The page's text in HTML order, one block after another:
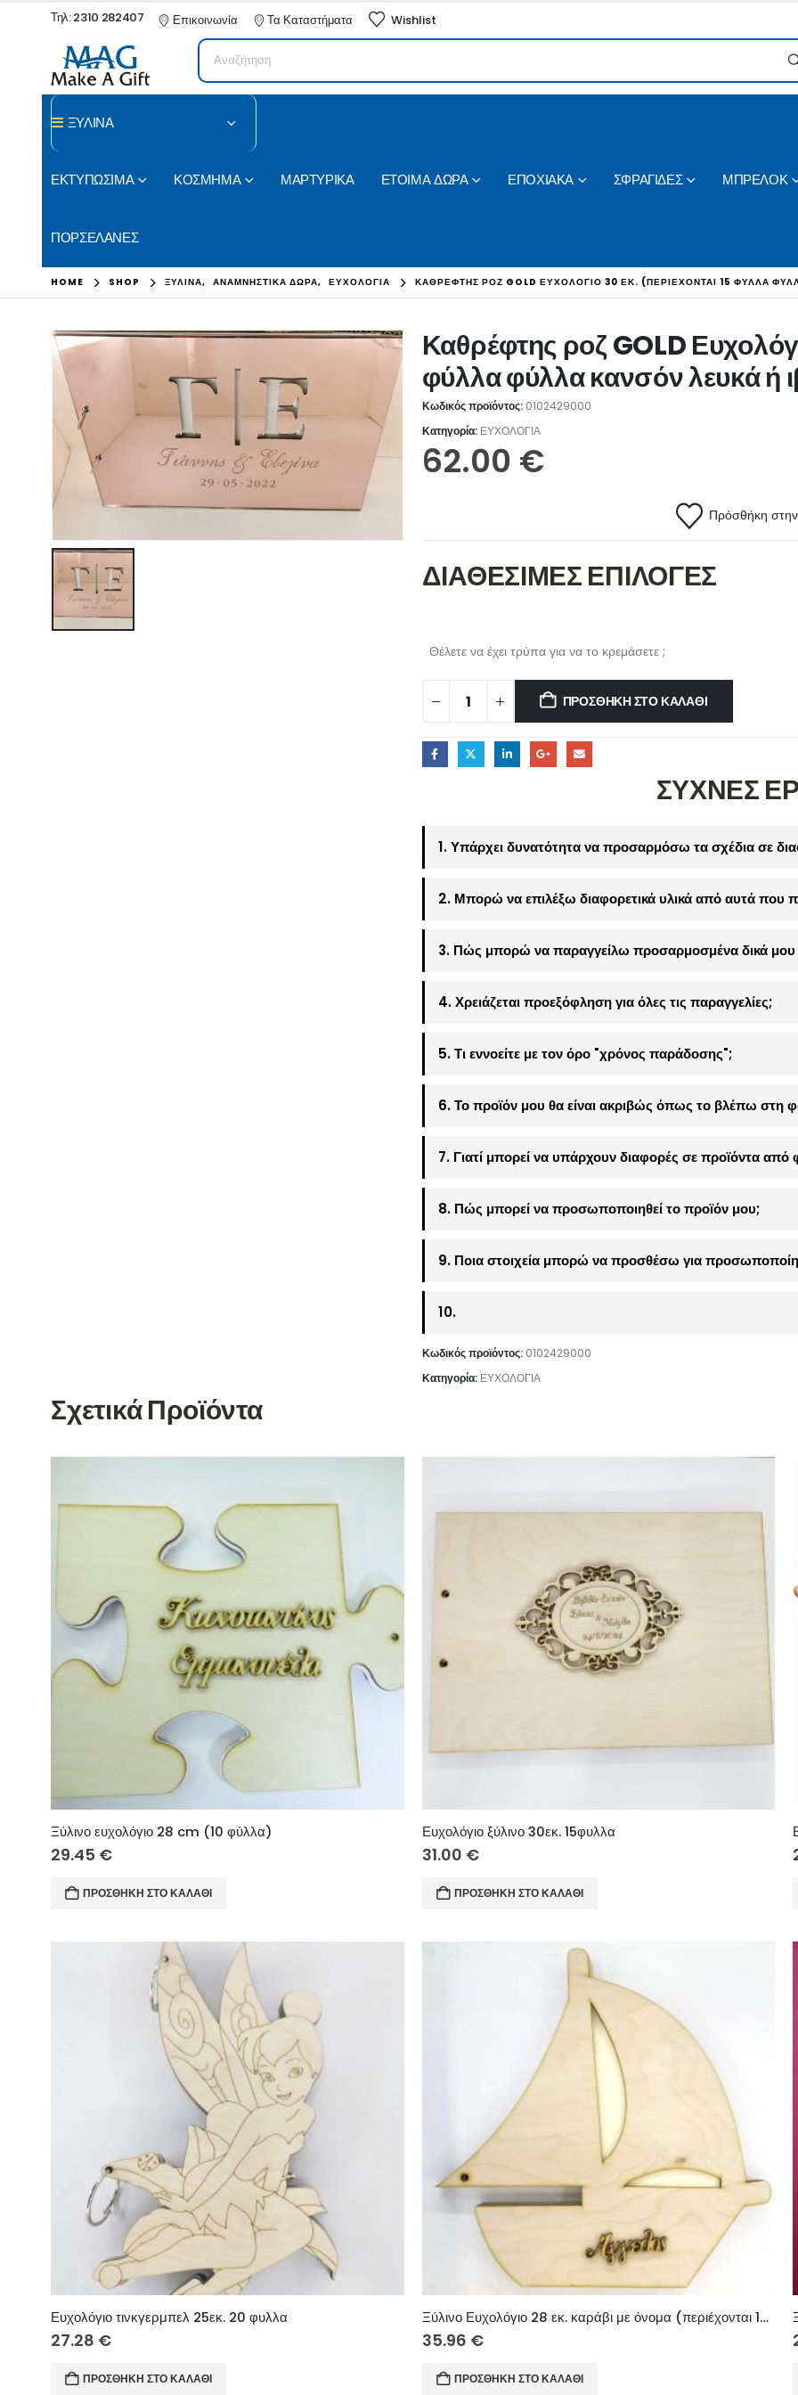
Τηλ: 2310 282407 Επικοινωνία Τα Καταστήματα Wishlist
ΞΥΛΙΝΑ
ΕΚΤΥΠΩΣΙΜΑ ΚΟΣΜΗΜΑ ΜΑΡΤΥΡΙΚΑ ΕΤΟΙΜΑ ΔΩΡΑ ΕΠΟΧΙΑΚΑ ΣΦΡΑΓΙΔΕΣ ΜΠΡΕΛΟΚ
ΠΟΡΣΕΛΑΝΕΣ
HOME SHOP ΞΥΛΙΝΑ, ΑΝΑΜΝΗΣΤΙΚΑ ΔΩΡΑ, ΕΥΧΟΛΟΓΙΑ ΚΑΘΡΈΦΤΗΣ ΡΟΖ GOLD ΕΥΧΟΛΌΓΙΟ 30 ΕΚ. (ΠΕΡΙΈΧΟΝΤΑΙ 15 ΦΎΛΛΑ
Καθρέφτης ροζ GOLD
φύλλα φύλλα κανσόν λευκά ή
Κωδικός προϊόντος: 0102429000
Κατηγορία: ΕΥΧΟΛΟΓΙΑ
62.00 €
Πρόσθήκη στην
ΔΙΑΘΕΣΙΜΕΣ ΕΠΙΛΟΓΕΣ
Θέλετε να έχει τρύπα για να το κρεμάσετε ;
ΠΡΟΣΘΉΚΗ ΣΤΟ ΚΑΛΆΘΙ
ΣΥΧΝΕΣ
1. Υπάρχει δυνατότητα να προσαρμόσω τα σχέδια σε
2. Μπορώ να επιλέξω διαφορετικά υλικά από αυτά που
3. Πώς μπορώ να παραγγείλω προσαρμοσμένα δικά μου
4. Χρειάζεται προεξόφληση για όλες τις παραγγελίες;
5. Τι εννοείτε με τον όρο "χρόνος παράδοσης";
6. Το προϊόν μου θα είναι ακριβώς όπως το βλέπω στη
7. Γιατί μπορεί να υπάρχουν διαφορές σε προϊόντα από
8. Πώς μπορεί να προσωποποιηθεί το προϊόν μου;
9. Ποια στοιχεία μπορώ να προσθέσω για
10.
Κωδικός προϊόντος: 0102429000
Κατηγορία: ΕΥΧΟΛΟΓΙΑ
Σχετικά Προϊόντα
Ξύλινο ευχολόγιο 28 cm (10 φύλλα)
29.45 €
ΠΡΟΣΘΉΚΗ ΣΤΟ ΚΑΛΆΘΙ
Ευχολόγιο ξύλινο 30εκ. 15φυλλα
31.00 €
ΠΡΟΣΘΉΚΗ ΣΤΟ ΚΑΛΆΘΙ
Ευχολόγιο τινκγερμπελ 25εκ. 20 φυλλα
27.28 €
ΠΡΟΣΘΉΚΗ ΣΤΟ ΚΑΛΆΘΙ
Ξύλινο Ευχολόγιο 28 εκ. καράβι με όνομα (περιέχονται 15 φύλλα φύλλα κανσόν λευκά ή ιβουάρ)
35.96 €
ΠΡΟΣΘΉΚΗ ΣΤΟ ΚΑΛΆΘΙ